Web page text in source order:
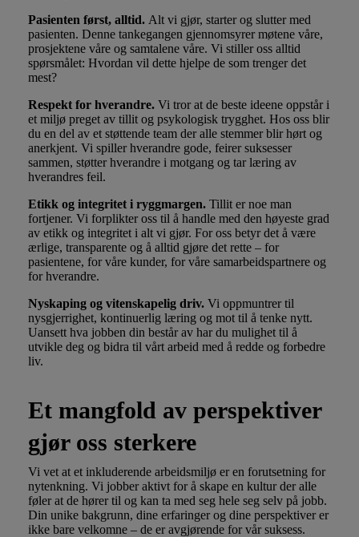
Pasienten først, alltid. Alt vi gjør, starter og slutter med
pasienten. Denne tankegangen gjennomsyrer møtene våre,
prosjektene våre og samtalene våre. Vi stiller oss alltid
spørsmålet: Hvordan vil dette hjelpe de som trenger det
mest?
Respekt for hverandre. Vi tror at de beste ideene oppstår i
et miljø preget av tillit og psykologisk trygghet. Hos oss blir
du en del av et støttende team der alle stemmer blir hørt og
anerkjent. Vi spiller hverandre gode, feirer suksesser
sammen, støtter hverandre i motgang og tar læring av
hverandres feil.
Etikk og integritet i ryggmargen. Tillit er noe man
fortjener. Vi forplikter oss til å handle med den høyeste grad
av etikk og integritet i alt vi gjør. For oss betyr det å være
ærlige, transparente og å alltid gjøre det rette – for
pasientene, for våre kunder, for våre samarbeidspartnere og
for hverandre.
Nyskaping og vitenskapelig driv. Vi oppmuntrer til
nysgjerrighet, kontinuerlig læring og mot til å tenke nytt.
Uansett hva jobben din består av har du mulighet til å
utvikle deg og bidra til vårt arbeid med å redde og forbedre
liv.
Et mangfold av perspektiver
gjør oss sterkere
Vi vet at et inkluderende arbeidsmiljø er en forutsetning for
nytenkning. Vi jobber aktivt for å skape en kultur der alle
føler at de hører til og kan ta med seg hele seg selv på jobb.
Din unike bakgrunn, dine erfaringer og dine perspektiver er
ikke bare velkomne – de er avgjørende for vår suksess.